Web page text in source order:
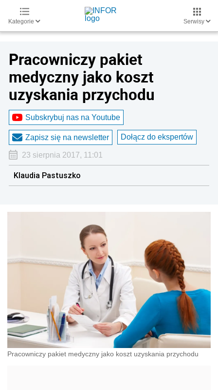
Kategorie Serwisy
Pracowniczy pakiet
medyczny jako koszt
uzyskania przychodu
Subskrybuj nas na Youtube
Zapisz się na newsletter Dołącz do ekspertów
23 sierpnia 2017, 11:01
Klaudia Pastuszko
Pracowniczy pakiet medyczny jako koszt uzyskania przychodu